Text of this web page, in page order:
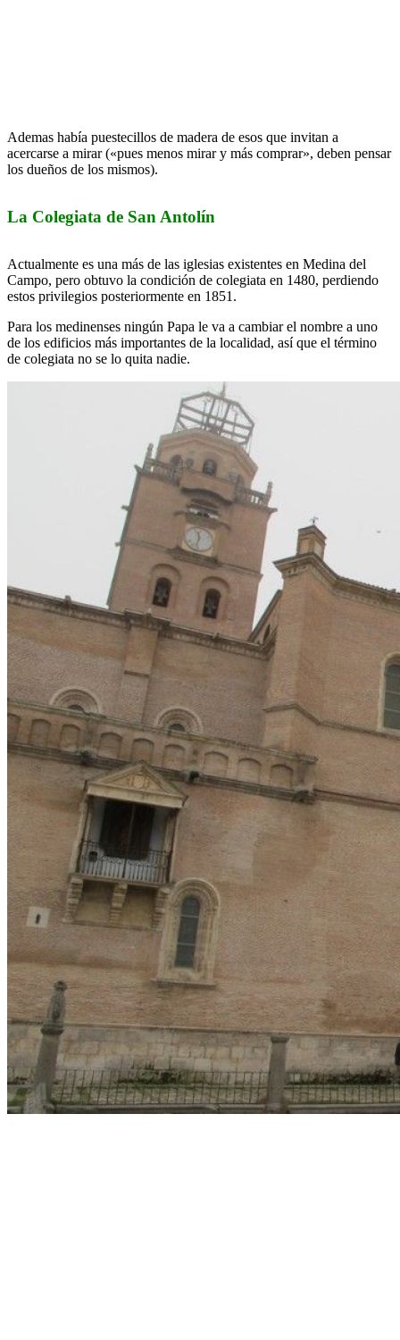
Ademas había puestecillos de madera de esos que invitan a
acercarse a mirar («pues menos mirar y más comprar», deben pensar
los dueños de los mismos).
La Colegiata de San Antolín
Actualmente es una más de las iglesias existentes en Medina del
Campo, pero obtuvo la condición de colegiata en 1480, perdiendo
estos privilegios posteriormente en 1851.
Para los medinenses ningún Papa le va a cambiar el nombre a uno
de los edificios más importantes de la localidad, así que el término
de colegiata no se lo quita nadie.